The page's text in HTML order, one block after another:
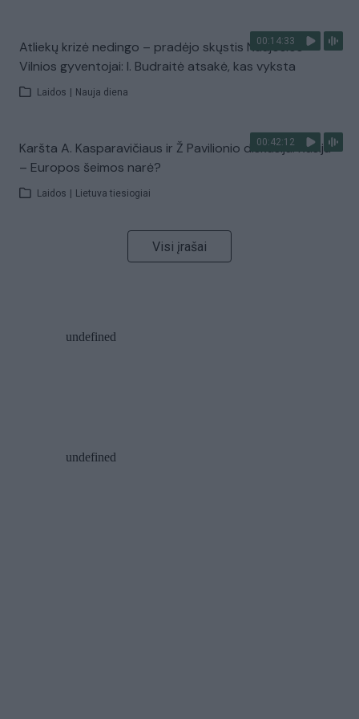
00:14:33
Atliekų krizė nedingo – pradėjo skųstis Naujosios
Vilnios gyventojai: I. Budraitė atsakė, kas vyksta
Laidos Nauja diena
00:42:12
Karšta A. Kasparavičiaus ir Ž Pavilionio diskusija: Rusija
– Europos šeimos narė?
Laidos Lietuva tiesiogiai
Visi įrašai